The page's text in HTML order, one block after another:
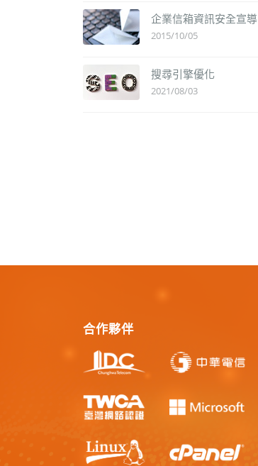
企業信箱資訊安全宣導
2015/10/05
搜尋引擎優化
2021/08/03
合作夥伴